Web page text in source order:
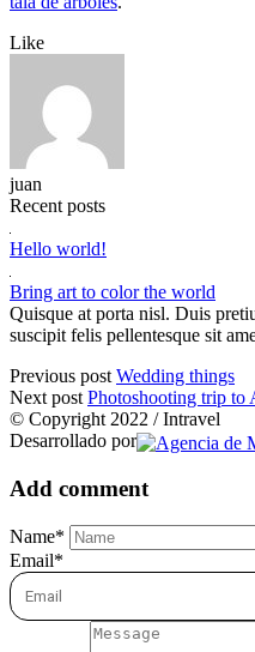
Like
juan
Recent posts
Hello world!
Bring art to color the world
Quisque at porta nisl. Duis
suscipit felis pellentesque sit
Previous post Wedding things
Next post Photoshooting trip to
© Copyright 2022 / Intravel
Desarrollado por
Add comment
Name*
Email*